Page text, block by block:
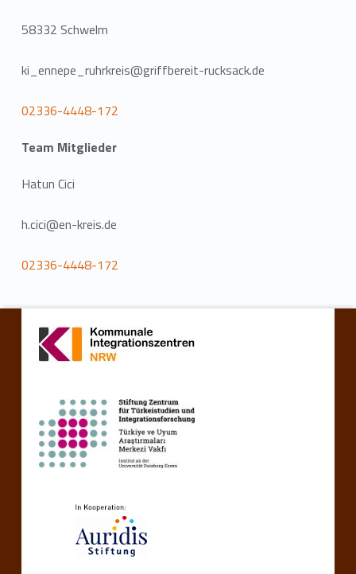
58332 Schwelm
ki_ennepe_ruhrkreis@griffbereit-rucksack.de
02336-4448-172
Team Mitglieder
Hatun Cici
h.cici@en-kreis.de
02336-4448-172